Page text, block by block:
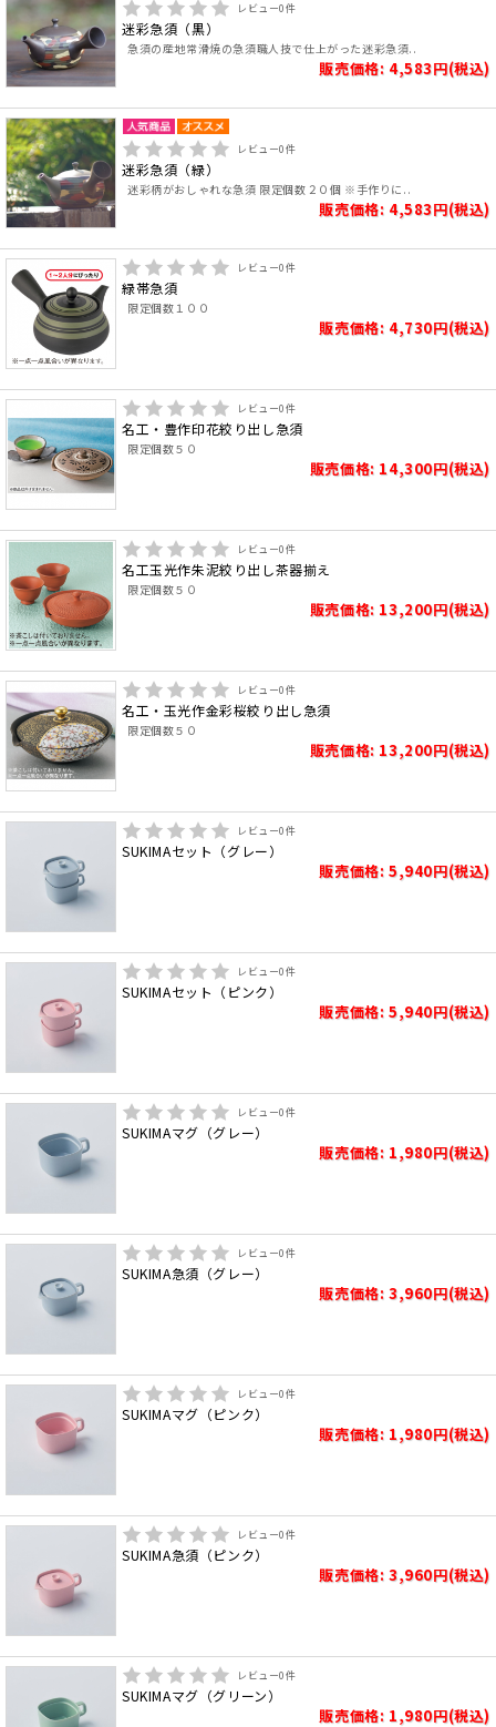
レビュー0件
迷彩急須（黒）
急須の産地常滑焼の急須職人技で仕上がった迷彩急須..
販売価格: 4,583円(税込)
レビュー0件
迷彩急須（緑）
迷彩柄がおしゃれな急須 限定個数２０個 ※手作りに..
販売価格: 4,583円(税込)
レビュー0件
緑帯急須
限定個数１００
販売価格: 4,730円(税込)
レビュー0件
名工・豊作印花絞り出し急須
限定個数５０
販売価格: 14,300円(税込)
レビュー0件
名工玉光作朱泥絞り出し茶器揃え
限定個数５０
販売価格: 13,200円(税込)
レビュー0件
名工・玉光作金彩桜絞り出し急須
限定個数５０
販売価格: 13,200円(税込)
レビュー0件
SUKIMAセット（グレー）
販売価格: 5,940円(税込)
レビュー0件
SUKIMAセット（ピンク）
販売価格: 5,940円(税込)
レビュー0件
SUKIMAマグ（グレー）
販売価格: 1,980円(税込)
レビュー0件
SUKIMA急須（グレー）
販売価格: 3,960円(税込)
レビュー0件
SUKIMAマグ（ピンク）
販売価格: 1,980円(税込)
レビュー0件
SUKIMA急須（ピンク）
販売価格: 3,960円(税込)
レビュー0件
SUKIMAマグ（グリーン）
販売価格: 1,980円(税込)